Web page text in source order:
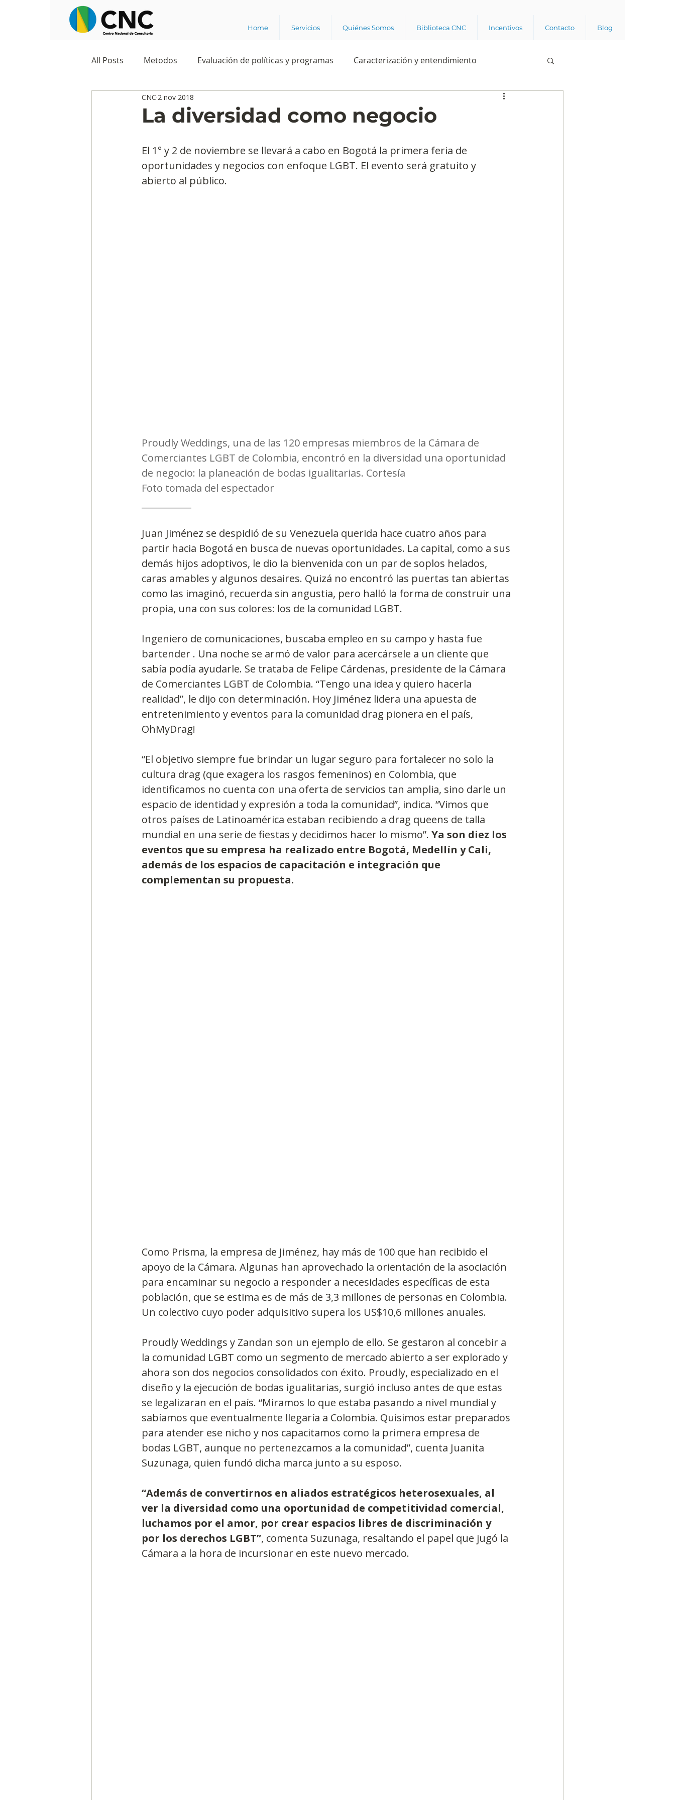
Home Servicios Quiénes Somos Biblioteca CNC Incentivos Contacto Blog
All Posts Metodos Evaluación de políticas y programas Caracterización y entendimiento
Observatorios sociales Business analytics
Marketing Cultura y ambiente laboral
La diversidad como negocio
CNC 2 nov 2018
El 1° y 2 de noviembre se llevará a cabo en Bogotá la primera feria de
oportunidades y negocios con enfoque LGBT. El evento será gratuito y
abierto al público.
Proudly Weddings, una de las 120 empresas miembros de la Cámara de
Comerciantes LGBT de Colombia, encontró en la diversidad una oportunidad
de negocio: la planeación de bodas igualitarias. Cortesía
Foto tomada del espectador
Juan Jiménez se despidió de su Venezuela querida hace cuatro años para
partir hacia Bogotá en busca de nuevas oportunidades. La capital, como a sus
demás hijos adoptivos, le dio la bienvenida con un par de soplos helados,
caras amables y algunos desaires. Quizá no encontró las puertas tan abiertas
como las imaginó, recuerda sin angustia, pero halló la forma de construir una
propia, una con sus colores: los de la comunidad LGBT.
Ingeniero de comunicaciones, buscaba empleo en su campo y hasta fue
bartender . Una noche se armó de valor para acercársele a un cliente que
sabía podía ayudarle. Se trataba de Felipe Cárdenas, presidente de la Cámara
de Comerciantes LGBT de Colombia. “Tengo una idea y quiero hacerla
realidad”, le dijo con determinación. Hoy Jiménez lidera una apuesta de
entretenimiento y eventos para la comunidad drag pionera en el país,
OhMyDrag!
“El objetivo siempre fue brindar un lugar seguro para fortalecer no solo la
cultura drag (que exagera los rasgos femeninos) en Colombia, que
identificamos no cuenta con una oferta de servicios tan amplia, sino darle un
espacio de identidad y expresión a toda la comunidad”, indica. “Vimos que
otros países de Latinoamérica estaban recibiendo a drag queens de talla
mundial en una serie de fiestas y decidimos hacer lo mismo”. Ya son diez los
eventos que su empresa ha realizado entre Bogotá, Medellín y Cali,
además de los espacios de capacitación e integración que
complementan su propuesta.
Como Prisma, la empresa de Jiménez, hay más de 100 que han recibido el
apoyo de la Cámara. Algunas han aprovechado la orientación de la asociación
para encaminar su negocio a responder a necesidades específicas de esta
población, que se estima es de más de 3,3 millones de personas en Colombia.
Un colectivo cuyo poder adquisitivo supera los US$10,6 millones anuales.
Proudly Weddings y Zandan son un ejemplo de ello. Se gestaron al concebir a
la comunidad LGBT como un segmento de mercado abierto a ser explorado y
ahora son dos negocios consolidados con éxito. Proudly, especializado en el
diseño y la ejecución de bodas igualitarias, surgió incluso antes de que estas
se legalizaran en el país. “Miramos lo que estaba pasando a nivel mundial y
sabíamos que eventualmente llegaría a Colombia. Quisimos estar preparados
para atender ese nicho y nos capacitamos como la primera empresa de
bodas LGBT, aunque no pertenezcamos a la comunidad”, cuenta Juanita
Suzunaga, quien fundó dicha marca junto a su esposo.
“Además de convertirnos en aliados estratégicos heterosexuales, al
ver la diversidad como una oportunidad de competitividad comercial,
luchamos por el amor, por crear espacios libres de discriminación y
por los derechos LGBT”, comenta Suzunaga, resaltando el papel que jugó la
Cámara a la hora de incursionar en este nuevo mercado.